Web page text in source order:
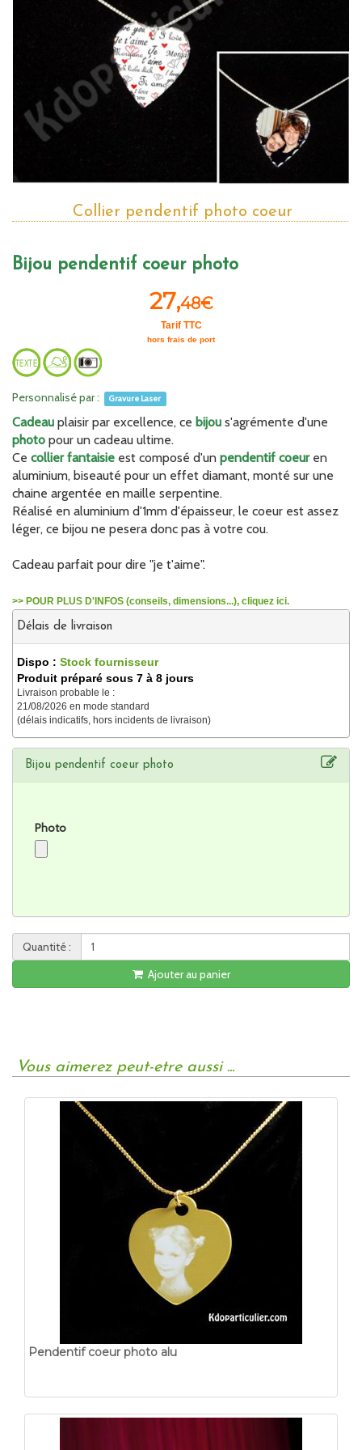
Collier pendentif photo coeur
Bijou pendentif coeur photo
27,48€
Tarif TTC
hors frais de port
Personnalisé par : Gravure Laser
Cadeau plaisir par excellence, ce bijou s'agrémente d'une
photo pour un cadeau ultime.
Ce collier fantaisie est composé d'un pendentif coeuren
aluminium, biseauté pour un effet diamant, monté sur une
chaine argentée en maille serpentine.
Réalisé en aluminium d'1mm d'épaisseur, le coeur est assez
léger, ce bijou ne pesera donc pas à votre cou.
Cadeau parfait pour dire "je t'aime".
>> POUR PLUS D'INFOS (conseils, dimensions...), cliquez ici.
Délais de livraison
Dispo : Stock fournisseur
Produit préparé sous 7 à 8 jours
Livraison probable le :
21/08/2026 en mode standard
(délais indicatifs, hors incidents de livraison)
Bijou pendentif coeur photo
Photo
Quantité :
Ajouter au panier
Vous aimerez peut-etre aussi ...
Pendentif coeur photo alu